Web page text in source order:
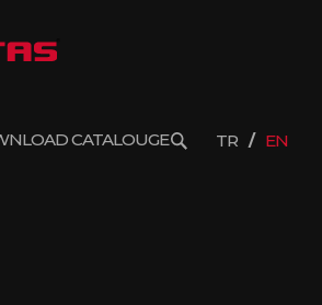
CATALOUGE TR EN